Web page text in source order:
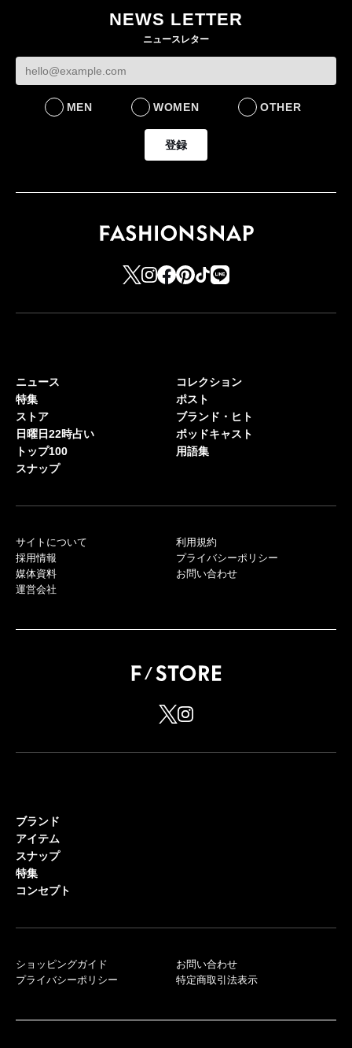
NEWS LETTER
ニュースレター
MEN WOMEN OTHER
登録
ニュース
特集
ストア
日曜日22時占い
トップ100
スナップ
コレクション
ポスト
ブランド・ヒト
ポッドキャスト
用語集
サイトについて
採用情報
媒体資料
運営会社
利用規約
プライバシーポリシー
お問い合わせ
ブランド
アイテム
スナップ
特集
コンセプト
ショッピングガイド
プライバシーポリシー
お問い合わせ
特定商取引法表示